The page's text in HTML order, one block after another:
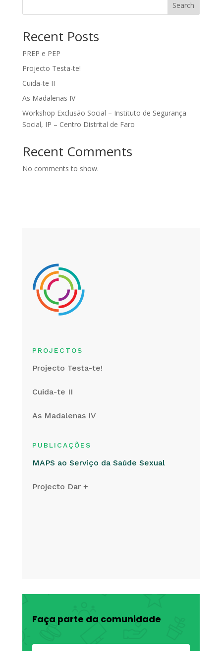
Search
Recent Posts
PREP e PEP
Projecto Testa-te!
Cuida-te II
As Madalenas IV
Workshop Exclusão Social – Instituto de Segurança
Social, IP – Centro Distrital de Faro
Recent Comments
No comments to show.
PROJECTOS
Projecto Testa-te!
Cuida-te II
As Madalenas IV
PUBLICAÇÕES
MAPS ao Serviço da Saúde Sexual
Projecto Dar +
Faça parte da comunidade